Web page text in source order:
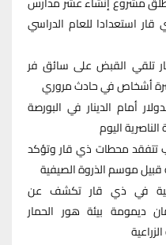
استعدادا للعام الدراسي
تلقي القبض على سائق فر
أشخاص في حادث مروري
أمام الدينار في البورصة
الناصرية اليوم
تتفقد محطات ذي قار وتؤكد
قبيل موسم الذروة الصيفية
في ذي قار تكشف عن
ديمومة بيئة هور الحمار